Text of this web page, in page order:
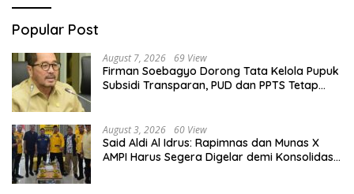
Popular Post
August 7, 2026 69 View
Firman Soebagyo Dorong Tata Kelola Pupuk
Subsidi Transparan, PUD dan PPTS Tetap
August 3, 2026 60 View
Said Aldi Al Idrus: Rapimnas dan Munas X
AMPI Harus Segera Digelar demi Konsolidasi